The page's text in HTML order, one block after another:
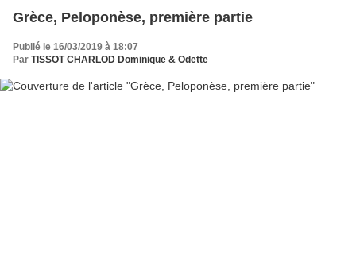
Grèce, Peloponèse, première partie
Publié le 16/03/2019 à 18:07
Par TISSOT CHARLOD Dominique & Odette